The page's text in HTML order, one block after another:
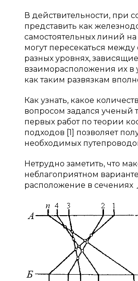
В действительности, при
представить как
самостоятельных линий
могут пересекаться между
разных уровнях,
взаиморасположения их в
как таким развязкам
Как узнать, какое
вопросом задался ученый
первых работ по теории
подходов [1] позволяет
необходимых
Нетрудно заметить, что
неблагоприятном
расположение в сечениях